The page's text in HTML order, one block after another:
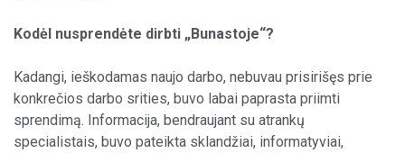
Kodėl nusprendėte dirbti „Bunastoje“?
Kadangi, ieškodamas naujo darbo, nebuvau prisirišęs prie
konkrečios darbo srities, buvo labai paprasta priimti
sprendimą. Informacija, bendraujant su atrankų
specialistais, buvo pateikta sklandžiai, informatyviai,